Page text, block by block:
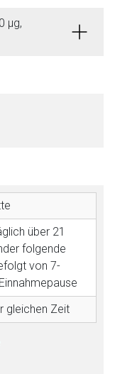
μg,
über 21
folgende
von 7-
gleichen Zeit